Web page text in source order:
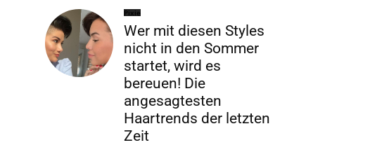
Pixie
Wer mit diesen Styles
nicht in den Sommer
startet, wird es
bereuen! Die
angesagtesten
Haartrends der letzten
Zeit